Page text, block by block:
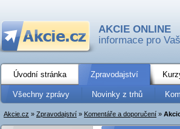
AKCIE ONLINE
informace pro
Úvodní stránka Zpravodajství
Všechny zprávy Novinky z trhů
Akcie.cz » Zpravodajství » Komentáře a doporučení »